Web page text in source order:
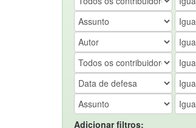
Adicionar filtros: